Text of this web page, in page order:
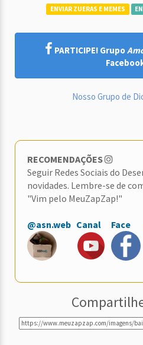
ENVIAR ZUERAS E MEMES
PARTICIPE! Grupo
Nosso Grupo de
RECOMENDAÇÕES
Seguir Redes Sociais do
novidades. Lembre-se de
"Vim pelo MeuZapZap!"
@asn.web Canal Face